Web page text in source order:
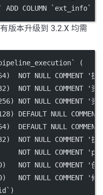
ADD COLUMN `ext_info`
版本升级到 3.2.X 均需
(
) NOT NULL COMMENT
'执
) NOT NULL COMMENT
'资
) NOT NULL COMMENT
'资
) DEFAULT NULL
COMMENT
) DEFAULT NULL
COMMENT
) NOT NULL COMMENT
'执
NOT NULL COMMENT
) NOT NULL COMMENT
'创
) NOT NULL COMMENT
'修
)